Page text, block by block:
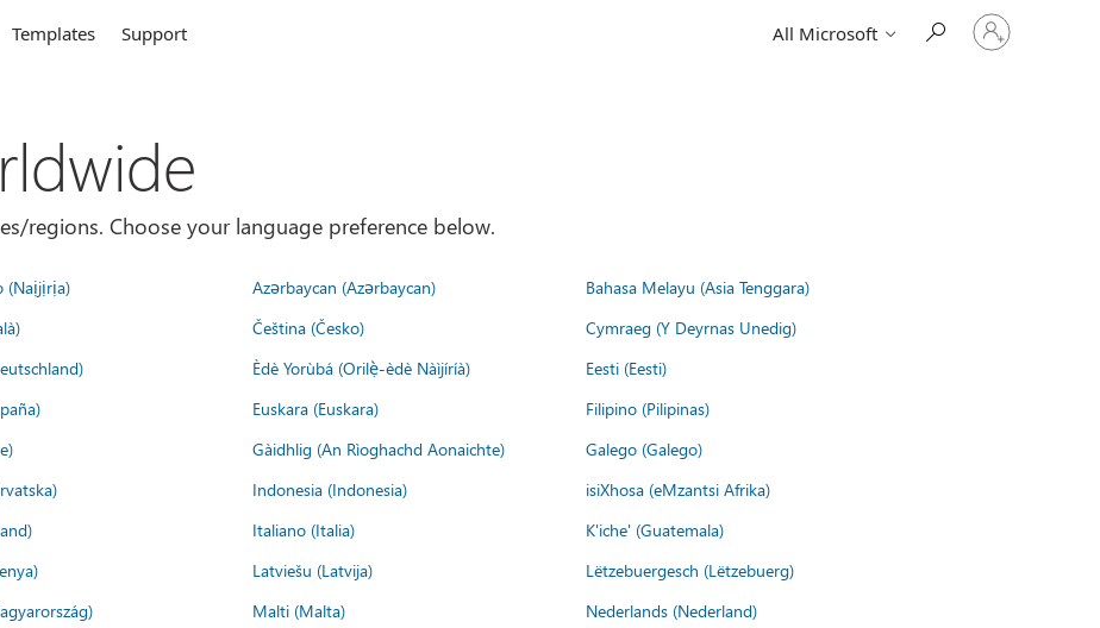
Templates Support All Microsoft
Sign
in
regions. Choose your language preference below.
(Naịjịrịa) Azərbaycan (Azərbaycan)
Bahasa Melayu (Asia Tenggara)
Čeština (Česko)
Cymraeg (Y Deyrnas Unedig)
Èdè Yorùbá (Orilẹ̀-èdè Nàìjíríà)
Eesti (Eesti)
Euskara (Euskara)
Filipino (Pilipinas)
Gàidhlig (An Rìoghachd Aonaichte)
Galego (Galego)
Indonesia (Indonesia)
isiXhosa (eMzantsi Afrika)
Italiano (Italia)
K'iche' (Guatemala)
Latviešu (Latvija)
Lëtzebuergesch (Lëtzebuerg)
Malti (Malta)
Nederlands (Nederland)